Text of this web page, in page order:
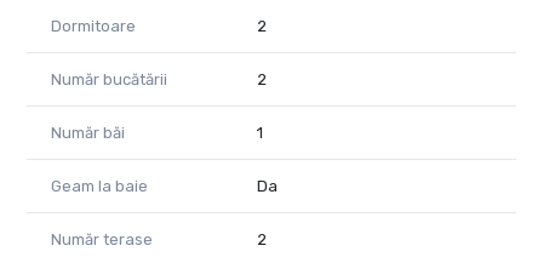
îi treci pragul.
Programează o vizionare privată.
Asta e genul de proprietate care apare rar pe piață!
CP3089793
Dormitoare 2
Număr bucătării 2
Număr băi 1
Geam la baie Da
Număr terase 2